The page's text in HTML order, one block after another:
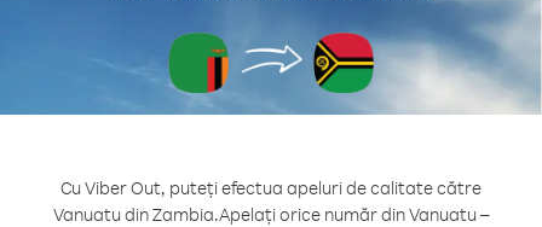
Cu Viber Out, puteți efectua apeluri de calitate către
Vanuatu din Zambia.Apelați orice număr din Vanuatu –